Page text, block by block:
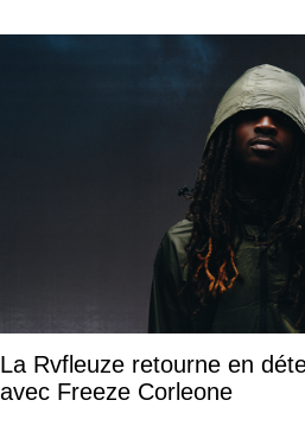
La Rvfleuze retourne en
avec Freeze Corleone